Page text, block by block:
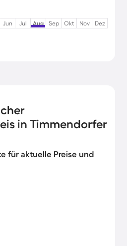
Jun Jul Aug Sep Okt Nov Dez
in Timmendorfer
für aktuelle Preise und